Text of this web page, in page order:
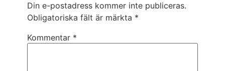
Din e-postadress kommer inte publiceras.
Obligatoriska fält är märkta *
Kommentar *